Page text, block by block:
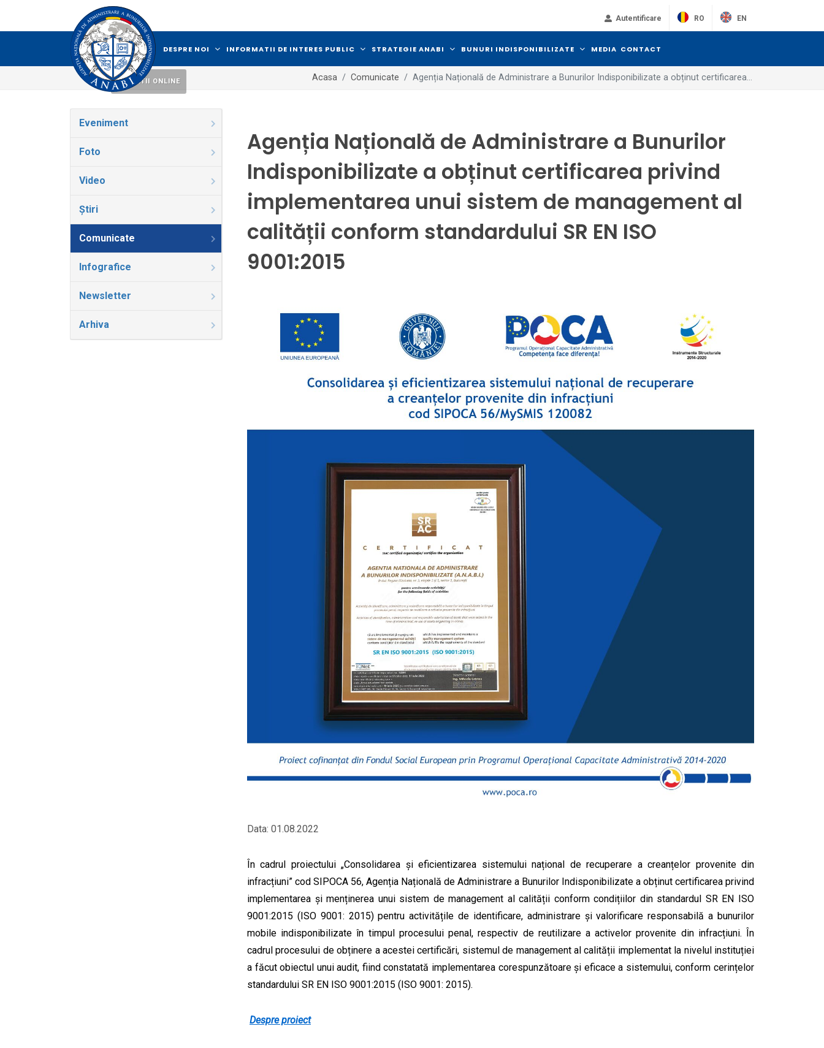
Autentificare RO EN
LICITATII ONLINE
DESPRE NOI INFORMATII DE INTERES PUBLIC STRATEGIE ANABI BUNURI INDISPONIBILIZATE MEDIA CONTACT
Acasa Comunicate Agenția Națională de Administrare a Bunurilor Indisponibilizate a obținut certificarea...
Agenția Națională de Administrare a Bunurilor
Indisponibilizate a obținut certificarea privind
implementarea unui sistem de management al
calității conform standardului SR EN ISO
9001:2015
Data: 01.08.2022
În cadrul proiectului „Consolidarea și eficientizarea sistemului național de recuperare a creanțelor provenite din
infracțiuni” cod SIPOCA 56, Agenția Națională de Administrare a Bunurilor Indisponibilizate a obținut certificarea privind
implementarea și menținerea unui sistem de management al calității conform condițiilor din standardul SR EN ISO
9001:2015 (ISO 9001: 2015) pentru activitățile de identificare, administrare și valorificare responsabilă a bunurilor
mobile indisponibilizate în timpul procesului penal, respectiv de reutilizare a activelor provenite din infracțiuni. În
cadrul procesului de obținere a acestei certificări, sistemul de management al calității implementat la nivelul instituției
a făcut obiectul unui audit, fiind constatată implementarea corespunzătoare și eficace a sistemului, conform cerințelor
standardului SR EN ISO 9001:2015 (ISO 9001: 2015).
Despre proiect
Eveniment
Foto
Video
Știri
Comunicate
Infografice
Newsletter
Arhiva